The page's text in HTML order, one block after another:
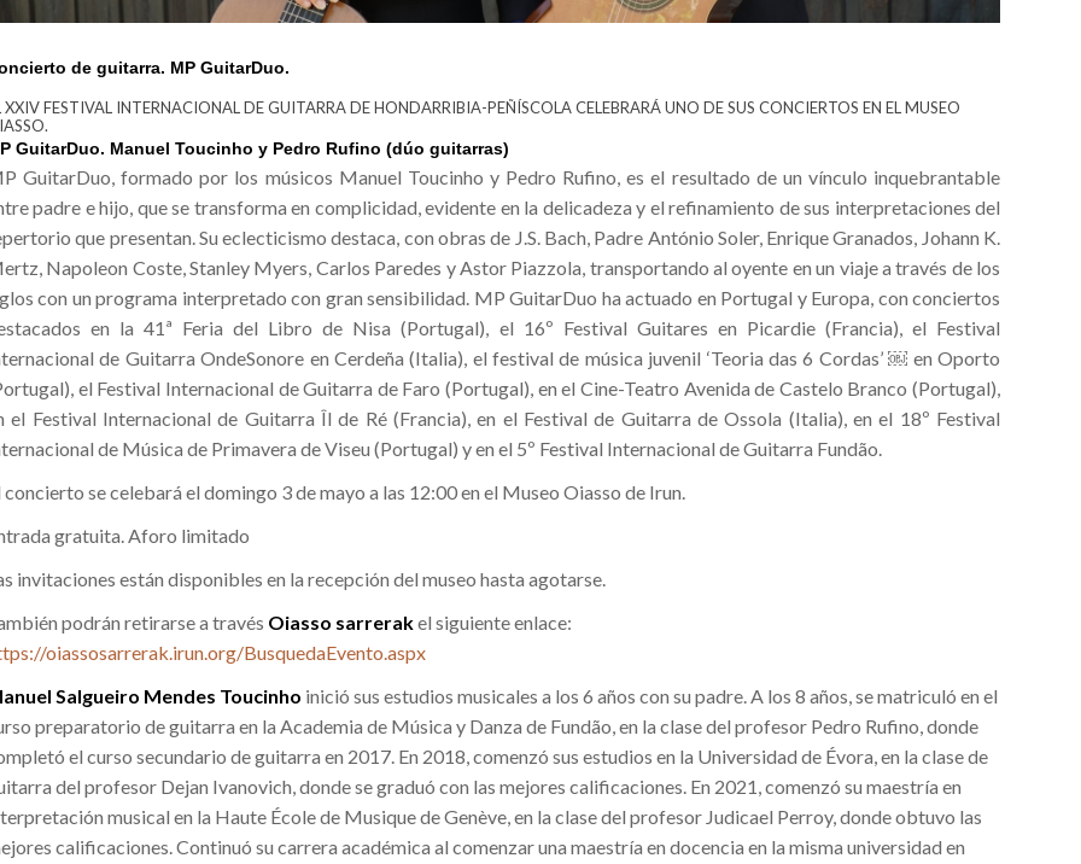
de guitarra. MP GuitarDuo.
XXIV FESTIVAL INTERNACIONAL DE GUITARRA DE HONDARRIBIA-PEÑÍSCOLA CELEBRARÁ UNO DE SUS CONCIERTOS EN EL MUSEO
GuitarDuo. Manuel Toucinho y Pedro Rufino (dúo guitarras)
GuitarDuo, formado por los músicos Manuel Toucinho y Pedro Rufino, es el resultado de un vínculo inquebrantable
padre e hijo, que se transforma en complicidad, evidente en la delicadeza y el refinamiento de sus interpretaciones del
que presentan. Su eclecticismo destaca, con obras de J.S. Bach, Padre António Soler, Enrique Granados, Johann K.
Napoleon Coste, Stanley Myers, Carlos Paredes y Astor Piazzola, transportando al oyente en un viaje a través de los
con un programa interpretado con gran sensibilidad. MP GuitarDuo ha actuado en Portugal y Europa, con conciertos
en la 41ª Feria del Libro de Nisa (Portugal), el 16º Festival Guitares en Picardie (Francia), el Festival
de Guitarra OndeSonore en Cerdeña (Italia), el festival de música juvenil ‘Teoria das 6 Cordas’ ￼ en Oporto
el Festival Internacional de Guitarra de Faro (Portugal), en el Cine-Teatro Avenida de Castelo Branco (Portugal),
el Festival Internacional de Guitarra Îl de Ré (Francia), en el Festival de Guitarra de Ossola (Italia), en el 18º Festival
de Música de Primavera de Viseu (Portugal) y en el 5º Festival Internacional de Guitarra Fundão.
concierto se celebará el domingo 3 de mayo a las 12:00 en el Museo Oiasso de Irun.
gratuita. Aforo limitado
invitaciones están disponibles en la recepción del museo hasta agotarse.
podrán retirarse a través Oiasso sarrerakel siguiente enlace:
oiassosarrerak.irun.org/BusquedaEvento.aspx
Salgueiro Mendes Toucinho inició sus estudios musicales a los 6 años con su padre. A los 8 años, se matriculó en el
preparatorio de guitarra en la Academia de Música y Danza de Fundão, en la clase del profesor Pedro Rufino, donde
el curso secundario de guitarra en 2017. En 2018, comenzó sus estudios en la Universidad de Évora, en la clase de
del profesor Dejan Ivanovich, donde se graduó con las mejores calificaciones. En 2021, comenzó su maestría en
musical en la Haute École de Musique de Genève, en la clase del profesor Judicael Perroy, donde obtuvo las
calificaciones. Continuó su carrera académica al comenzar una maestría en docencia en la misma universidad en